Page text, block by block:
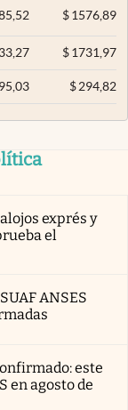
$1576,89
$1731,97
$294,82
exprés y
el
ANSES
este
en agosto de